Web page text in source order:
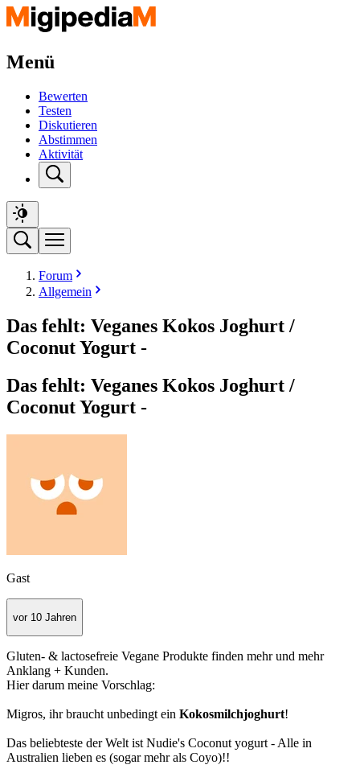
Menü
Bewerten
Testen
Diskutieren
Abstimmen
Aktivität
Forum
Allgemein
Das fehlt: Veganes Kokos Joghurt /
Coconut Yogurt -
Das fehlt: Veganes Kokos Joghurt /
Coconut Yogurt -
Gast
vor 10 Jahren
Gluten- & lactosefreie Vegane Produkte finden mehr und mehr
Anklang + Kunden.
Hier darum meine Vorschlag:
Migros, ihr braucht unbedingt ein Kokosmilchjoghurt!
Das beliebteste der Welt ist Nudie's Coconut yogurt - Alle in
Australien lieben es (sogar mehr als Coyo)!!